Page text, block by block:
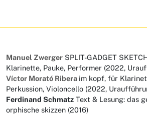
Manuel Zwerger SPLIT-GADGET
Klarinette, Pauke, Performer (2022,
Víctor Morató Ribera im kopf, für
Perkussion, Violoncello (2022,
Ferdinand Schmatz Text & Lesung: das
orphische skizzen (2016)